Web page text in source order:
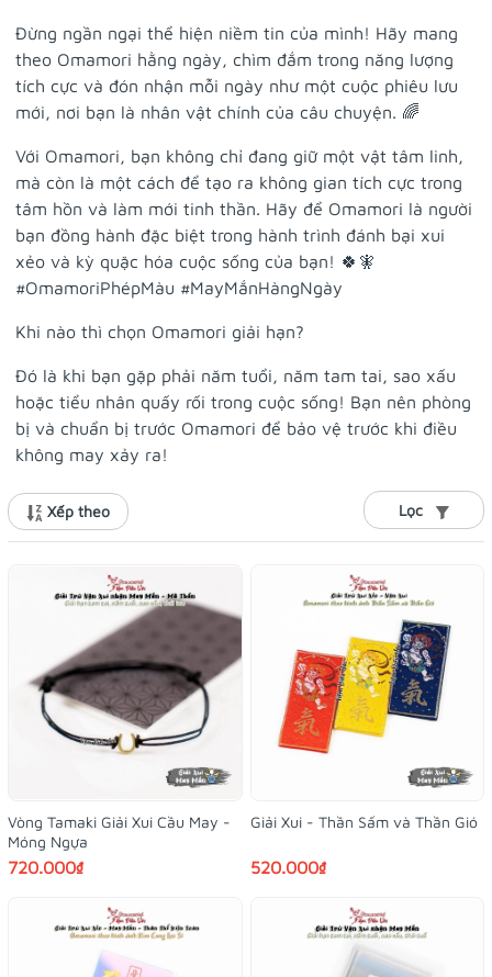
Đừng ngần ngại thể hiện niềm tin của mình! Hãy mang
theo Omamori hằng ngày, chìm đắm trong năng lượng
tích cực và đón nhận mỗi ngày như một cuộc phiêu lưu
mới, nơi bạn là nhân vật chính của câu chuyện. 🌈
Với Omamori, bạn không chỉ đang giữ một vật tâm linh,
mà còn là một cách để tạo ra không gian tích cực trong
tâm hồn và làm mới tinh thần. Hãy để Omamori là người
bạn đồng hành đặc biệt trong hành trình đánh bại xui
xẻo và kỳ quặc hóa cuộc sống của bạn! 🍀🧚
#OmamoriPhépMàu #MayMắnHàngNgày
Khi nào thì chọn Omamori giải hạn?
Đó là khi bạn gặp phải năm tuổi, năm tam tai, sao xấu
hoặc tiểu nhân quấy rối trong cuộc sống! Bạn nên phòng
bị và chuẩn bị trước Omamori để bảo vệ trước khi điều
không may xảy ra!
Xếp theo Lọc
Vòng Tamaki Giải Xui Cầu May -
Móng Ngựa
720.000₫
Giải Xui - Thần Sấm và Thần Gió
520.000₫